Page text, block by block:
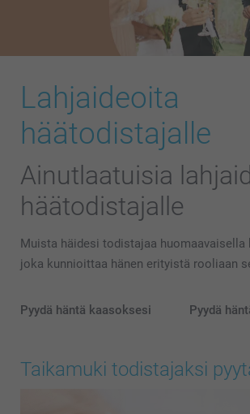
Lahjaideoita
häätodistajalle
Ainutlaatuisia
häätodistajalle
Muista häidesi todistajaa huomaavaisella
joka kunnioittaa hänen erityistä rooliaan
Pyydä häntä kaasoksesi Pyydä
Taikamuki todistajaksi